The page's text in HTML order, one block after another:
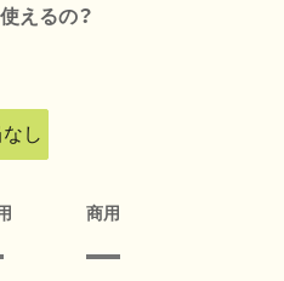
えるの？
し
商用